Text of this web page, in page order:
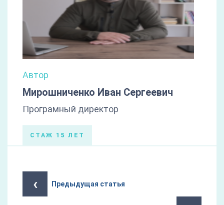
Автор
Мирошниченко Иван Сергеевич
Програмный директор
СТАЖ 15 ЛЕТ
‹ Предыдущая статья